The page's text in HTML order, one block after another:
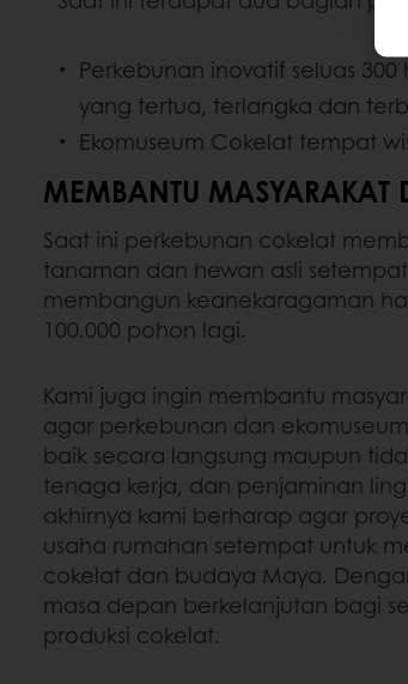
Perkebunan inovatif seluas
yang tertua, terlangka dan
Ekomuseum Cokelat tempat
MEMBANTU
Saat ini perkebunan cokelat
tanaman dan hewan asli
membangun keanekaragaman
100.000 pohon lagi.
Kami juga ingin membantu
agar perkebunan dan
baik secara langsung maupun
tenaga kerja, dan penjaminan
akhirnya kami berharap agar
usaha rumahan setempat untuk
cokelat dan budaya Maya.
masa depan berkelanjutan bagi
produksi cokelat.